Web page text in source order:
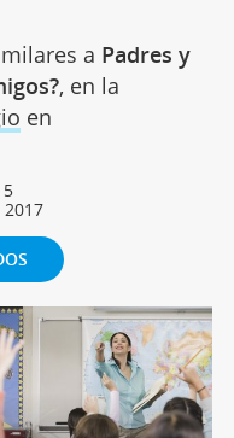
a Padres y
, en la
en